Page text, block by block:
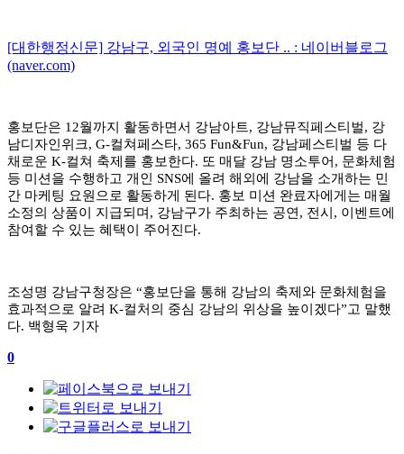
[대한행정신문] 강남구, 외국인 명예 홍보단 .. : 네이버블로그
(naver.com)
홍보단은 12월까지 활동하면서 강남아트, 강남뮤직페스티벌, 강
남디자인위크, G-컬쳐페스타, 365 Fun&Fun, 강남페스티벌 등 다
채로운 K-컬쳐 축제를 홍보한다. 또 매달 강남 명소투어, 문화체험
등 미션을 수행하고 개인 SNS에 올려 해외에 강남을 소개하는 민
간 마케팅 요원으로 활동하게 된다. 홍보 미션 완료자에게는 매월
소정의 상품이 지급되며, 강남구가 주최하는 공연, 전시, 이벤트에
참여할 수 있는 혜택이 주어진다.
조성명 강남구청장은 “홍보단을 통해 강남의 축제와 문화체험을
효과적으로 알려 K-컬처의 중심 강남의 위상을 높이겠다”고 말했
다. 백형욱 기자
0